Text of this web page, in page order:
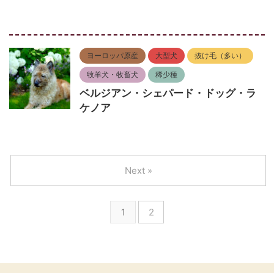
ヨーロッパ原産 大型犬 抜け毛（多い）
牧羊犬・牧畜犬 稀少種
ベルジアン・シェパード・ドッグ・ラ
ケノア
1 2
Next »